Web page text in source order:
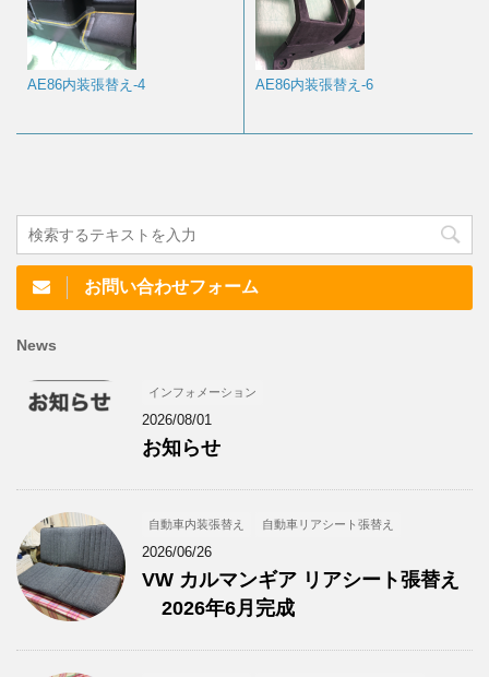
AE86内装張替え-4 AE86内装張替え-6
お問い合わせフォーム
News
インフォメーション
2026/08/01
お知らせ
自動車内装張替え 自動車リアシート張替え
2026/06/26
VW カルマンギア リアシート張替え
2026年6月完成